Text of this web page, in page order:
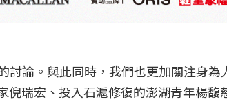
討論。與此同時，我們也更加關注身為
瑞宏、投入石滬修復的澎湖青年楊馥